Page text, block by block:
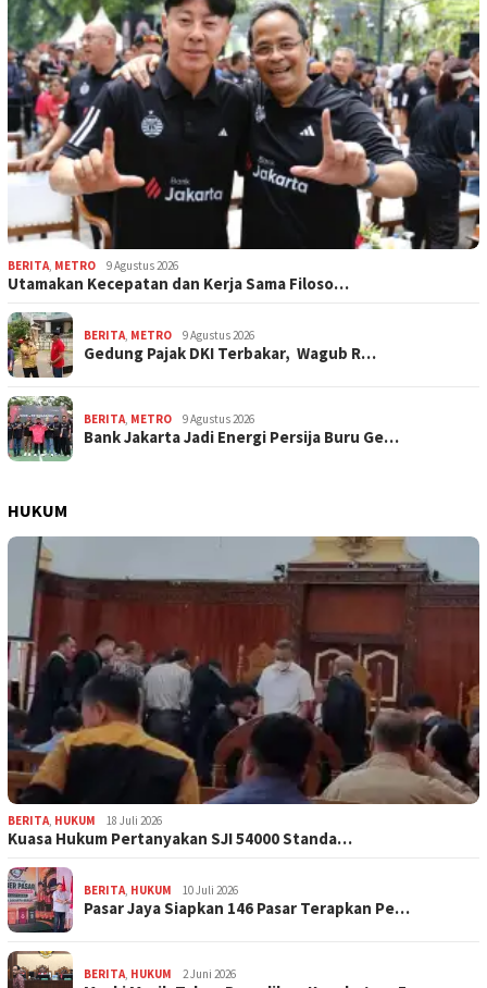
BERITA, METRO 9 Agustus 2026
Utamakan Kecepatan dan Kerja Sama Filoso…
BERITA, METRO 9 Agustus 2026
Gedung Pajak DKI Terbakar, Wagub R…
BERITA, METRO 9 Agustus 2026
Bank Jakarta Jadi Energi Persija Buru Ge…
HUKUM
BERITA, HUKUM 18 Juli 2026
Kuasa Hukum Pertanyakan SJI 54000 Standa…
BERITA, HUKUM 10 Juli 2026
Pasar Jaya Siapkan 146 Pasar Terapkan Pe…
BERITA, HUKUM 2 Juni 2026